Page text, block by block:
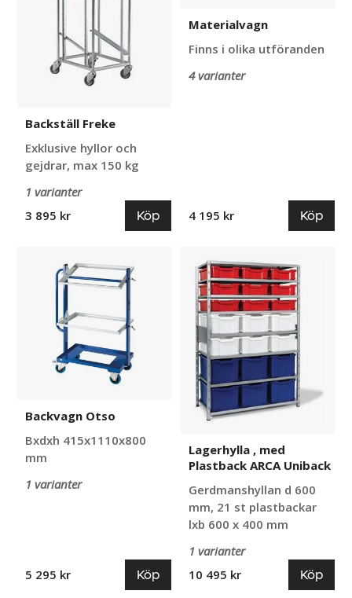
Backställ Freke
Exklusive hyllor och
gejdrar, max 150 kg
1 varianter
3 895 kr
Köp
Materialvagn
Finns i olika utföranden
4 varianter
4 195 kr Köp
Backvagn Otso
Bxdxh 415x1110x800
mm
1 varianter
5 295 kr Köp
med
Plastback
ARCA
Uniback
Lagerhylla , med
Plastback ARCA Uniback
Gerdmanshyllan d 600
mm, 21 st plastbackar
lxb 600 x 400 mm
1 varianter
10 495 kr
Köp